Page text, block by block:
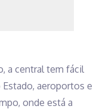
a central tem fácil
aeroportos e
onde está a